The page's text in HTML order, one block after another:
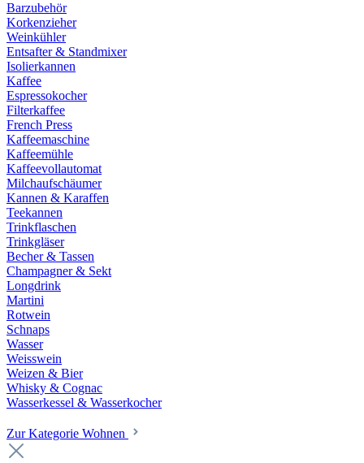
Barzubehör
Korkenzieher
Weinkühler
Entsafter & Standmixer
Isolierkannen
Kaffee
Espressokocher
Filterkaffee
French Press
Kaffeemaschine
Kaffeemühle
Kaffeevollautomat
Milchaufschäumer
Kannen & Karaffen
Teekannen
Trinkflaschen
Trinkgläser
Becher & Tassen
Champagner & Sekt
Longdrink
Martini
Rotwein
Schnaps
Wasser
Weisswein
Weizen & Bier
Whisky & Cognac
Wasserkessel & Wasserkocher
Zur Kategorie Wohnen